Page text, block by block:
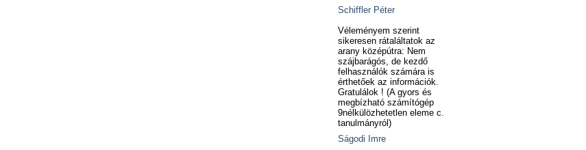
Schiffler Péter
Véleményem szerint
sikeresen rátaláltatok az
arany középútra: Nem
szájbarágós, de kezdő
felhasználók számára is
érthetőek az információk.
Gratulálok ! (A gyors és
megbízható számítógép
9nélkülözhetetlen eleme c.
tanulmányról)
Ságodi Imre